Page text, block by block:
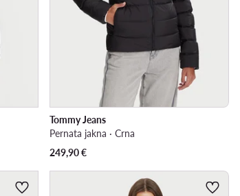
Tommy Jeans
Pernata jakna · Crna
249,90€